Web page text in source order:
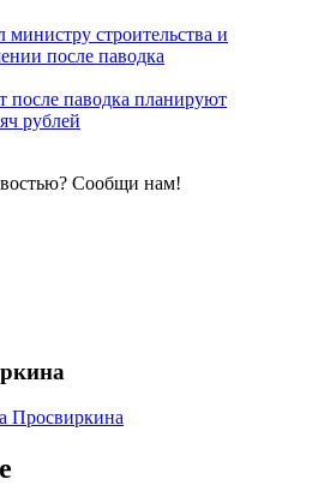
строительства и
после паводка
после паводка планируют
рублей
Сообщи нам!
Просвиркина